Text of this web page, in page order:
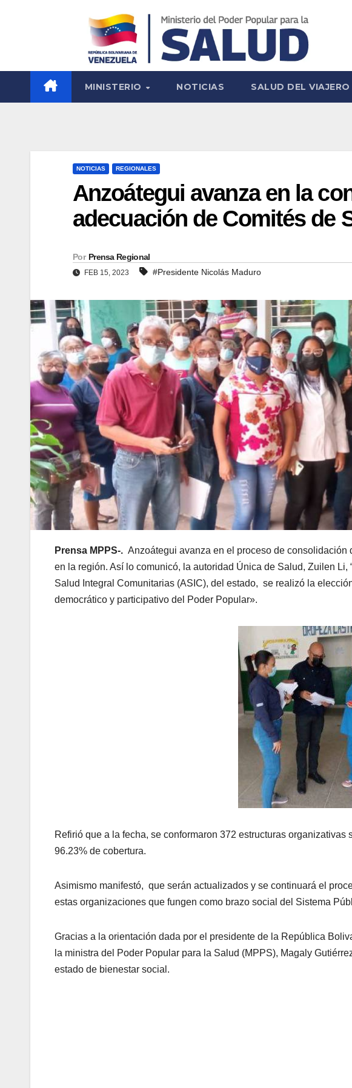
MINISTERIO NOTICIAS SALUD DEL VIAJERO
NOTICIAS REGIONALES
Anzoátegui avanza en la
adecuación de Comités de
Por Prensa Regional
FEB 15, 2023 #Presidente Nicolás Maduro
Prensa MPPS-. Anzoátegui avanza en el proceso de
en la región. Así lo comunicó, la autoridad Única de Salud, Zuilen
Salud Integral Comunitarias (ASIC), del estado, se realizó la
democrático y participativo del Poder Popular».
Refirió que a la fecha, se conformaron 372 estructuras
96.23% de cobertura.
Asimismo manifestó, que serán actualizados y se continuará el
estas organizaciones que fungen como brazo social del Sistema
Gracias a la orientación dada por el presidente de la República
la ministra del Poder Popular para la Salud (MPPS), Magaly
estado de bienestar social.